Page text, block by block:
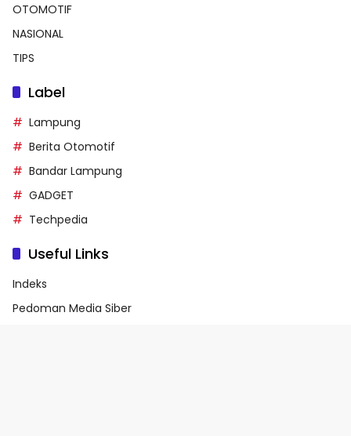
OTOMOTIF
NASIONAL
TIPS
Label
Lampung
Berita Otomotif
Bandar Lampung
GADGET
Techpedia
Useful Links
Indeks
Pedoman Media Siber